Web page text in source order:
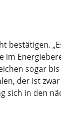
sogar
der ist
sich in den